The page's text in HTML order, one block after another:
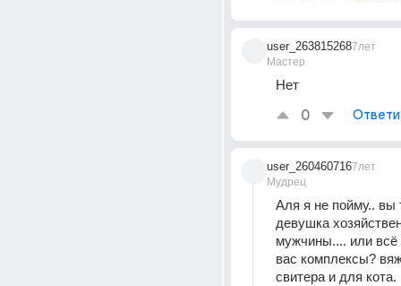
user_263815268
Мастер
7лет
Нет
0
user_260460716
Мудрец
7лет
Аля я не пойму.. вы
девушка
мужчины.... или всё
вас комплексы?
свитера и для кота.